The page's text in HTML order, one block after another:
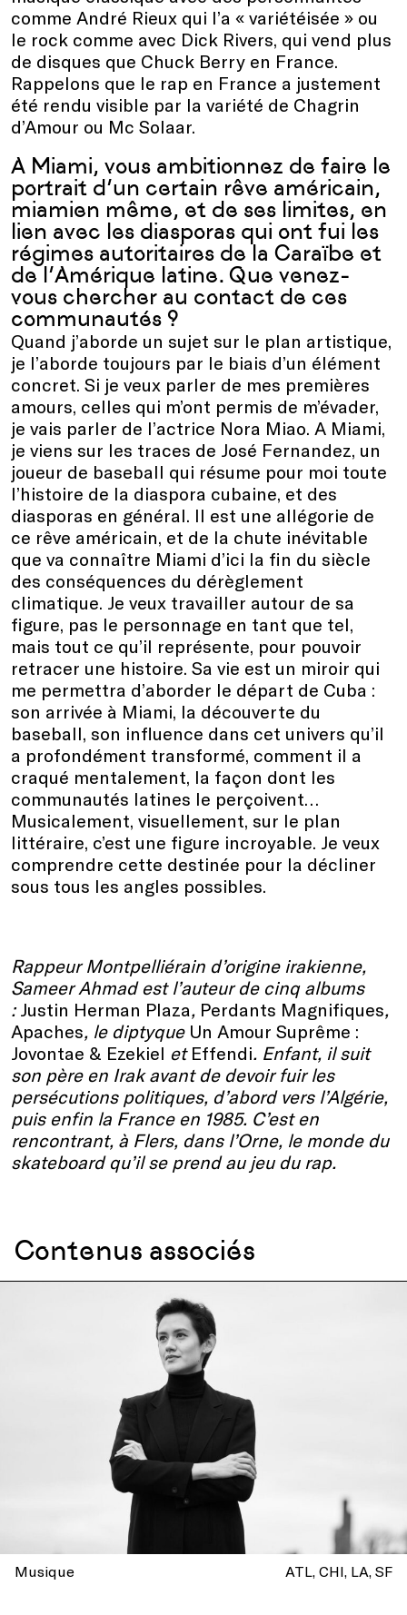
comme André Rieux qui l’a « variétéisée » ou
le rock comme avec Dick Rivers, qui vend plus
de disques que Chuck Berry en France.
Rappelons que le rap en France a justement
été rendu visible par la variété de Chagrin
d’Amour ou Mc Solaar.
A Miami, vous ambitionnez de faire le
portrait d’un certain rêve américain,
miamien même, et de ses limites, en
lien avec les diasporas qui ont fui les
régimes autoritaires de la Caraïbe et
de l’Amérique latine. Que venez-
vous chercher au contact de ces
communautés ?
Quand j’aborde un sujet sur le plan artistique,
je l’aborde toujours par le biais d’un élément
concret. Si je veux parler de mes premières
amours, celles qui m’ont permis de m’évader,
je vais parler de l’actrice Nora Miao. A Miami,
je viens sur les traces de José Fernandez, un
joueur de baseball qui résume pour moi toute
l’histoire de la diaspora cubaine, et des
diasporas en général. Il est une allégorie de
ce rêve américain, et de la chute inévitable
que va connaître Miami d’ici la fin du siècle
des conséquences du dérèglement
climatique. Je veux travailler autour de sa
figure, pas le personnage en tant que tel,
mais tout ce qu’il représente, pour pouvoir
retracer une histoire. Sa vie est un miroir qui
me permettra d’aborder le départ de Cuba :
son arrivée à Miami, la découverte du
baseball, son influence dans cet univers qu’il
a profondément transformé, comment il a
craqué mentalement, la façon dont les
communautés latines le perçoivent…
Musicalement, visuellement, sur le plan
littéraire, c’est une figure incroyable. Je veux
comprendre cette destinée pour la décliner
sous tous les angles possibles.
Rappeur Montpelliérain d’origine irakienne,
Sameer Ahmad est l’auteur de cinq albums
: Justin Herman Plaza, Perdants Magnifiques,
Apaches, le diptyque Un Amour Suprême :
Jovontae & Ezekiel et Effendi. Enfant, il suit
son père en Irak avant de devoir fuir les
persécutions politiques, d’abord vers l’Algérie,
puis enfin la France en 1985. C’est en
rencontrant, à Flers, dans l’Orne, le monde du
skateboard qu’il se prend au jeu du rap.
Contenus associés
Musique ATL CHI LA SF